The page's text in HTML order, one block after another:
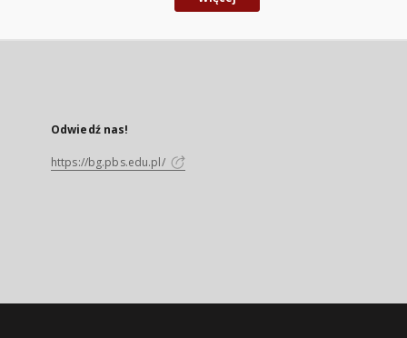
Odwiedź nas!
https://bg.pbs.edu.pl/